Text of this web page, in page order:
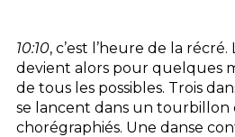
10:10, c’est l’heure de la récré.
devient alors pour quelques
de tous les possibles. Trois
se lancent dans un tourbillon
chorégraphiés. Une danse